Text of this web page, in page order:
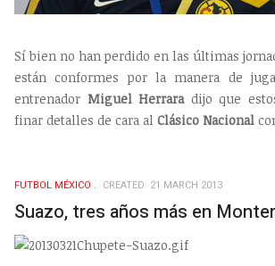
Sí bien no han perdido en las últimas
están conformes por la manera de
entrenador Miguel Herraradijo que
finar detalles de cara al Clásico Nacional
FUTBOL MÉXICO CREATED: 21 MARCH 2013
Suazo, tres años más en